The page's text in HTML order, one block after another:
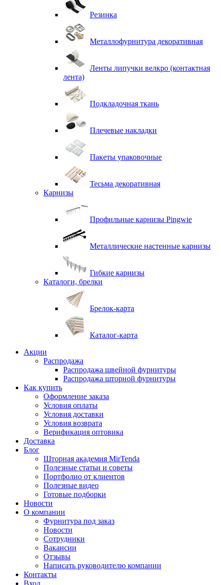
Резинка
Металлофурнитура декоративная
Ленты липучки велкро (контактная
лента)
Подкладочная ткань
Плечевые накладки
Пакеты упаковочные
Тесьма декоративная
Карнизы
Профильные карнизы Pingwie
Металлические настенные карнизы
Гибкие карнизы
Каталоги, брелки
Брелок-карта
Каталог-карта
Акции
Распродажа
Распродажа швейной фурнитуры
Распродажа шторной фурнитуры
Как купить
Оформление заказа
Условия оплаты
Условия доставки
Условия возврата
Верификация оптовика
Доставка
Блог
Шторная академия MirTenda
Полезные статьи и советы
Портфолио от клиентов
Полезные видео
Готовые подборки
Новости
О компании
Фурнитура под заказ
Новости
Сотрудники
Вакансии
Отзывы
Написать руководителю компании
Контакты
Вход